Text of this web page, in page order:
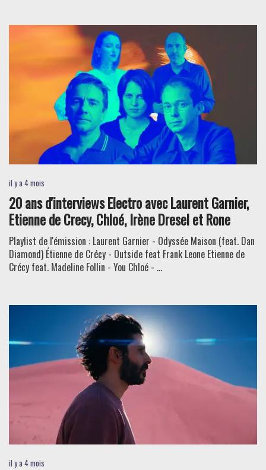
il y a 4 mois
20 ans d'interviews Electro avec Laurent Garnier,
Etienne de Crecy, Chloé, Irène Dresel et Rone
Playlist de l'émission : Laurent Garnier - Odyssée Maison (feat. Dan
Diamond) Étienne de Crécy - Outside feat Frank Leone Etienne de
Crécy feat. Madeline Follin - You Chloé - ...
il y a 4 mois